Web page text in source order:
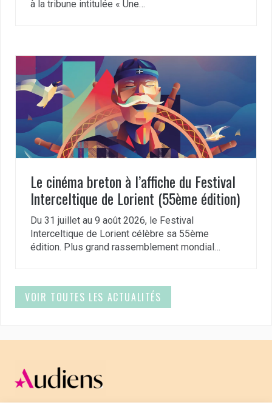
à la tribune intitulée « Une…
Le cinéma breton à l’affiche du Festival
Interceltique de Lorient (55ème édition)
Du 31 juillet au 9 août 2026, le Festival
Interceltique de Lorient célèbre sa 55ème
édition. Plus grand rassemblement mondial…
VOIR TOUTES LES ACTUALITÉS